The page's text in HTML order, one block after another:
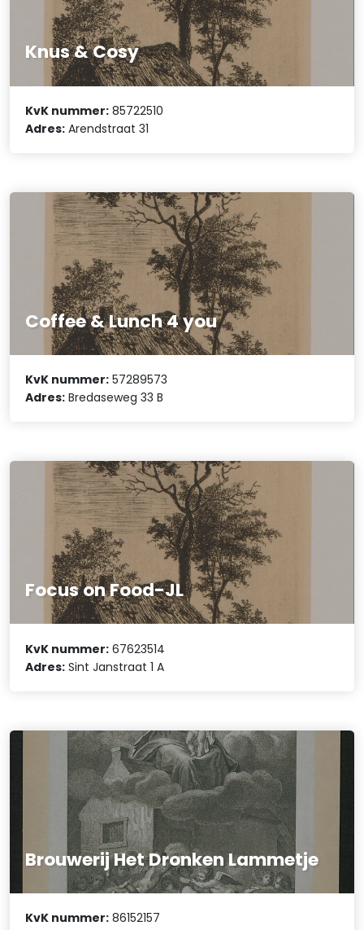
Knus & Cosy
KvK nummer: 85722510
Adres: Arendstraat 31
Coffee & Lunch 4 you
KvK nummer: 57289573
Adres: Bredaseweg 33 B
Focus on Food-JL
KvK nummer: 67623514
Adres: Sint Janstraat 1 A
Brouwerij Het Dronken Lammetje
KvK nummer: 86152157